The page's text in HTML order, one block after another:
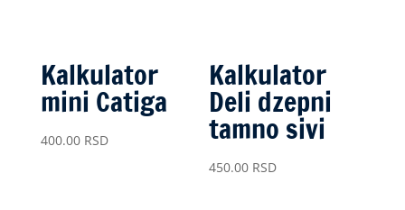
Kalkulator
mini Catiga
400.00RSD
Kalkulator
Deli dzepni
tamno sivi
450.00 RSD